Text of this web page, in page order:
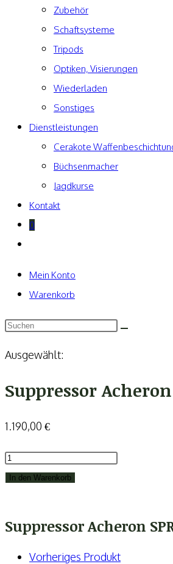
Zubehör
Schaftsysteme
Tripods
Optiken, Visierungen
Wiederladen
Sonstiges
Dienstleistungen
Cerakote
Büchsenmacher
Jagdkurse
Kontakt
0
umschalten
Mein Konto
Warenkorb
Ausgewählt:
Suppressor
1.190,00 €
Suppressor
Acheron
-
5.56
In den Warenkorb
Suppressor Acheron
Vorheriges Produkt